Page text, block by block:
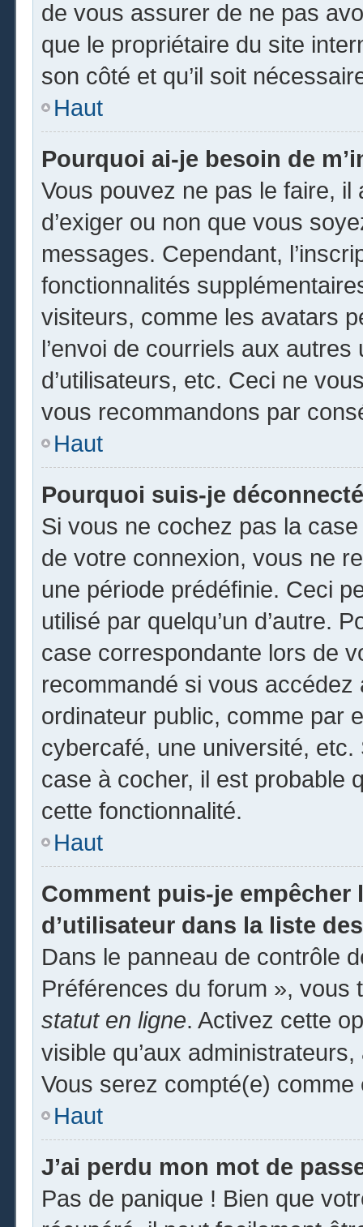
de vous assurer de ne pas
que le propriétaire du site
son côté et qu’il soit
Haut
Pourquoi ai-je besoin de
Vous pouvez ne pas le faire, il
d’exiger ou non que vous
messages. Cependant,
fonctionnalités
visiteurs, comme les avatars
l’envoi de courriels aux
d’utilisateurs, etc. Ceci ne
vous recommandons par
Haut
Pourquoi suis-je
Si vous ne cochez pas la
de votre connexion, vous ne
une période prédéfinie. Ceci
utilisé par quelqu’un d’autre.
case correspondante lors de
recommandé si vous accédez
ordinateur public, comme par
cybercafé, une université,
case à cocher, il est probable
cette fonctionnalité.
Haut
Comment puis-je empêcher
d’utilisateur dans la liste
Dans le panneau de contrôle
Préférences du forum », vous
statut en ligne. Activez cette
visible qu’aux
Vous serez compté(e)
Haut
J’ai perdu mon mot de
Pas de panique ! Bien que